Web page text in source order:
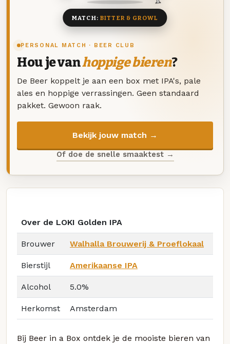
PERSONAL MATCH · BEER CLUB
Hou je vanhoppige bieren?
De Beer koppelt je aan een box met IPA's, pale
ales en hoppige verrassingen. Geen standaard
pakket. Gewoon raak.
Bekijk jouw match →
Of doe de snelle smaaktest →
MATCH: BITTER & GROWL
Over de LOKI Golden IPA
Brouwer Walhalla Brouwerij & Proeflokaal
Bierstijl Amerikaanse IPA
Alcohol 5.0%
Herkomst Amsterdam
Bij Beer in a Box ontdek je de mooiste bieren van